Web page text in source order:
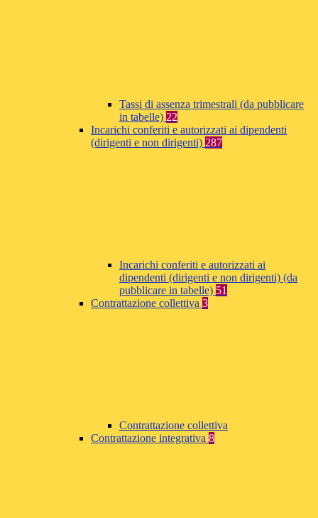
Tassi di assenza trimestrali (da pubblicare
in tabelle) 22
Incarichi conferiti e autorizzati ai dipendenti
(dirigenti e non dirigenti) 287
Incarichi conferiti e autorizzati ai
dipendenti (dirigenti e non dirigenti) (da
pubblicare in tabelle) 51
Contrattazione collettiva 3
Contrattazione collettiva
Contrattazione integrativa 8